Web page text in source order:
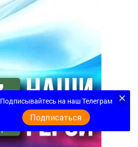
Подписывайтесь на наш Телеграм
Подписаться